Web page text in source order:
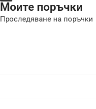
Моите поръчки
Проследяване на поръчки